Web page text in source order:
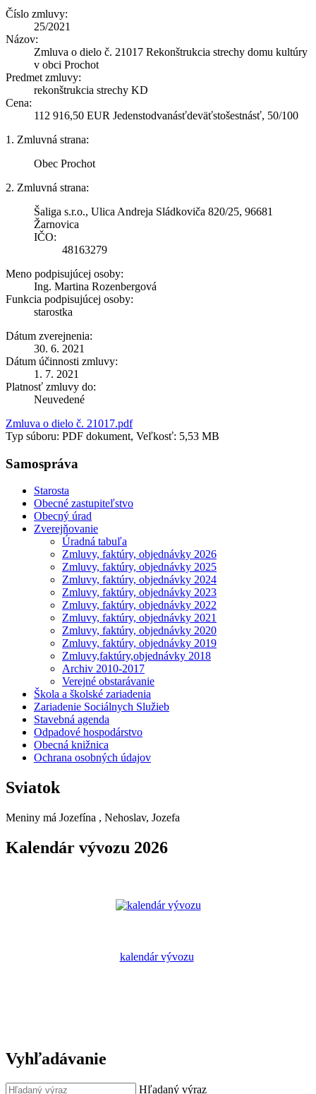
Číslo zmluvy:
25/2021
Názov:
Zmluva o dielo č. 21017 Rekonštrukcia strechy domu kultúry
v obci Prochot
Predmet zmluvy:
rekonštrukcia strechy KD
Cena:
112 916,50 EUR Jedenstodvanásťdeväťstošestnásť, 50/100
1. Zmluvná strana:
Obec Prochot
2. Zmluvná strana:
Šaliga s.r.o., Ulica Andreja Sládkoviča 820/25, 96681
Žarnovica
IČO:
48163279
Meno podpisujúcej osoby:
Ing. Martina Rozenbergová
Funkcia podpisujúcej osoby:
starostka
Dátum zverejnenia:
30. 6. 2021
Dátum účinnosti zmluvy:
1. 7. 2021
Platnosť zmluvy do:
Neuvedené
Zmluva o dielo č. 21017.pdf
Typ súboru: PDF dokument, Veľkosť: 5,53 MB
Samospráva
Starosta
Obecné zastupiteľstvo
Obecný úrad
Zverejňovanie
Úradná tabuľa
Zmluvy, faktúry, objednávky 2026
Zmluvy, faktúry, objednávky 2025
Zmluvy, faktúry, objednávky 2024
Zmluvy, faktúry, objednávky 2023
Zmluvy, faktúry, objednávky 2022
Zmluvy, faktúry, objednávky 2021
Zmluvy, faktúry, objednávky 2020
Zmluvy, faktúry, objednávky 2019
Zmluvy,faktúry,objednávky 2018
Archiv 2010-2017
Verejné obstarávanie
Škola a školské zariadenia
Zariadenie Sociálnych Služieb
Stavebná agenda
Odpadové hospodárstvo
Obecná knižnica
Ochrana osobných údajov
Sviatok
Meniny má Jozefína , Nehoslav, Jozefa
Kalendár vývozu 2026
kalendár vývozu
Vyhľadávanie
Hľadaný výraz